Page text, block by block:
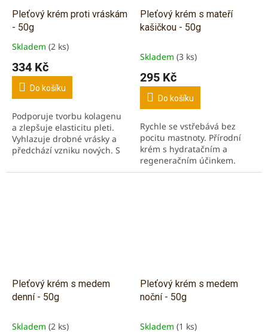
Pleťový krém proti vráskám
- 50g
Průměrné
hodnocení
produktu
3,0
5
hvězdiček.
Skladem (2 ks)
334 Kč
Do košíku
Podporuje tvorbu kolagenu
a zlepšuje elasticitu pleti.
Vyhlazuje drobné vrásky a
předchází vzniku nových. S
hyauluronové a mateří
Pleťový krém s mateří
kašičkou - 50g
Skladem (3 ks)
295 Kč
Do košíku
Rychle se vstřebává bez
pocitu mastnoty. Přírodní
krém s hydratačním a
regeneračním účinkem.
Vhodný na sušší a normální
Pleťový krém s medem
denní - 50g
Skladem (2 ks)
Pleťový krém s medem
noční - 50g
Skladem (1 ks)